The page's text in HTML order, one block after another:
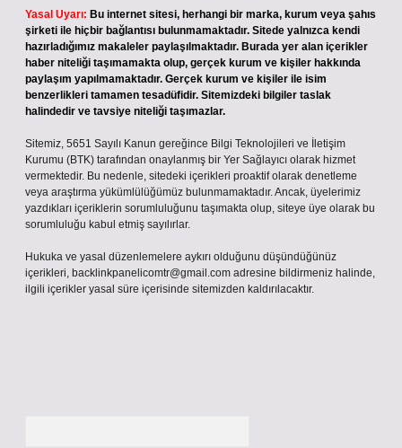
Yasal Uyarı: Bu internet sitesi, herhangi bir marka, kurum veya şahıs
şirketi ile hiçbir bağlantısı bulunmamaktadır. Sitede yalnızca kendi
hazırladığımız makaleler paylaşılmaktadır. Burada yer alan içerikler
haber niteliği taşımamakta olup, gerçek kurum ve kişiler hakkında
paylaşım yapılmamaktadır. Gerçek kurum ve kişiler ile isim
benzerlikleri tamamen tesadüfidir. Sitemizdeki bilgiler taslak
halindedir ve tavsiye niteliği taşımazlar.
Sitemiz, 5651 Sayılı Kanun gereğince Bilgi Teknolojileri ve İletişim
Kurumu (BTK) tarafından onaylanmış bir Yer Sağlayıcı olarak hizmet
vermektedir. Bu nedenle, sitedeki içerikleri proaktif olarak denetleme
veya araştırma yükümlülüğümüz bulunmamaktadır. Ancak, üyelerimiz
yazdıkları içeriklerin sorumluluğunu taşımakta olup, siteye üye olarak bu
sorumluluğu kabul etmiş sayılırlar.
Hukuka ve yasal düzenlemelere aykırı olduğunu düşündüğünüz
içerikleri, backlinkpanelicomtr@gmail.com adresine bildirmeniz halinde,
ilgili içerikler yasal süre içerisinde sitemizden kaldırılacaktır.